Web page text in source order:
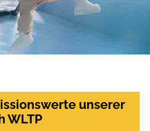
unserer
WLTP